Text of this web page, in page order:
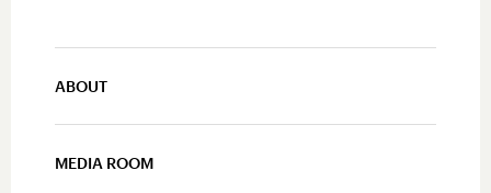
ABOUT
MEDIA ROOM